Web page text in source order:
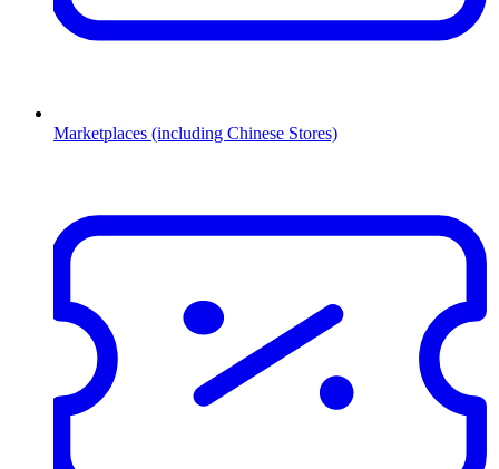
Marketplaces (including Chinese Stores)